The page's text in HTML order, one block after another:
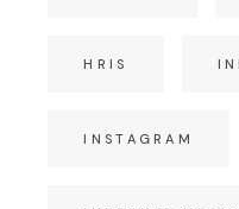
HRIS
INSTAGRAM